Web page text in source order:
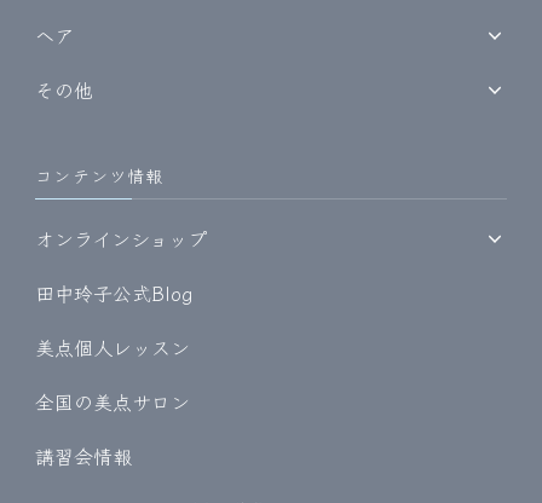
ヘア
その他
コンテンツ情報
オンラインショップ
田中玲子公式Blog
美点個人レッスン
全国の美点サロン
講習会情報